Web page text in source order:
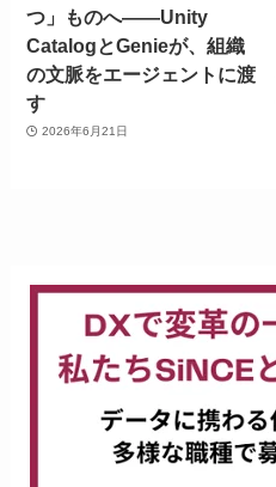
つ」ものへ——Unity
CatalogとGenieが、組織
の文脈をエージェントに渡
す
2026年6月21日